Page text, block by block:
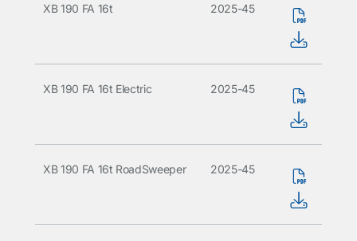
XB 190 FA 16t 2025-45
XB 190 FA 16t Electric 2025-45
XB 190 FA 16t RoadSweeper 2025-45